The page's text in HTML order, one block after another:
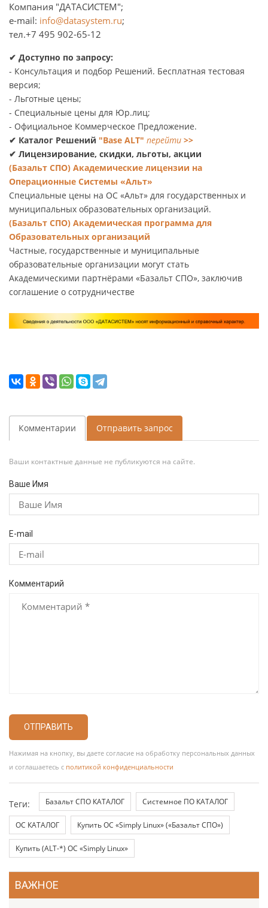
Компания "ДАТАСИСТЕМ";
e-mail: info@datasystem.ru;
тел.+7 495 902-65-12
✔ Доступно по запросу:
- Консультация и подбор Решений. Бесплатная тестовая
версия;
- Льготные цены;
- Специальные цены для Юр.лиц;
- Официальное Коммерческое Предложение.
✔ Каталог Решений "Base ALT" перейти >>
✔ Лицензирование, скидки, льготы, акции
(Базальт СПО) Академические лицензии на
Операционные Системы «Альт»
Специальные цены на ОС «Альт» для государственных и
муниципальных образовательных организаций.
(Базальт СПО) Академическая программа для
Образовательных организаций
Частные, государственные и муниципальные
образовательные организации могут стать
Академическими партнёрами «Базальт СПО», заключив
соглашение о сотрудничестве
Комментарии Отправить запрос
Ваши контактные данные не публикуются на сайте.
Ваше Имя
E-mail
Комментарий
ОТПРАВИТЬ
Нажимая на кнопку, вы даете согласие на обработку персональных данных
и соглашаетесь с политикой конфиденциальности
Теги: Базальт СПО КАТАЛОГ Системное ПО КАТАЛОГ
ОС КАТАЛОГ Купить ОС «Simply Linux» («Базальт СПО»)
Купить (ALT-*) ОС «Simply Linux»
ВАЖНОЕ